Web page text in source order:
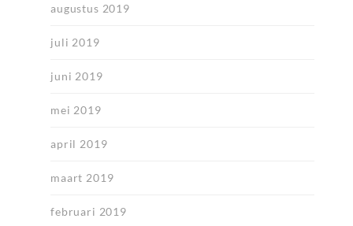
augustus 2019
juli 2019
juni 2019
mei 2019
april 2019
maart 2019
februari 2019